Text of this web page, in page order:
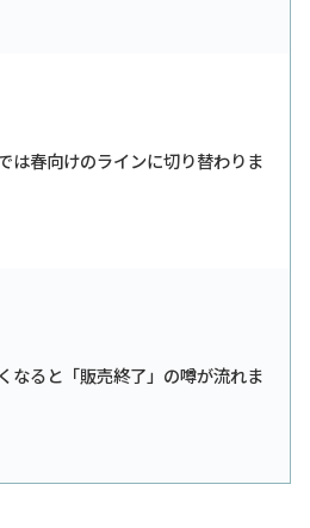
は春向けのラインに切り替わりま
なると「販売終了」の噂が流れま